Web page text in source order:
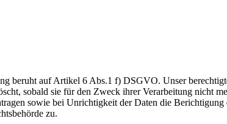
beruht auf Artikel 6 Abs.1 f) DSGVO. Unser
sobald sie für den Zweck ihrer Verarbeitung nicht
sowie bei Unrichtigkeit der Daten die Berichtigung
zu.